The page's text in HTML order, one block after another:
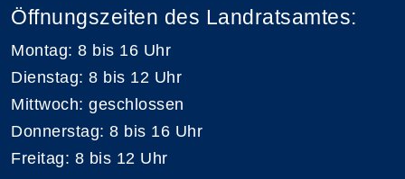
Öffnungszeiten des Landratsamtes:
Montag: 8 bis 16 Uhr
Dienstag: 8 bis 12 Uhr
Mittwoch: geschlossen
Donnerstag: 8 bis 16 Uhr
Freitag: 8 bis 12 Uhr